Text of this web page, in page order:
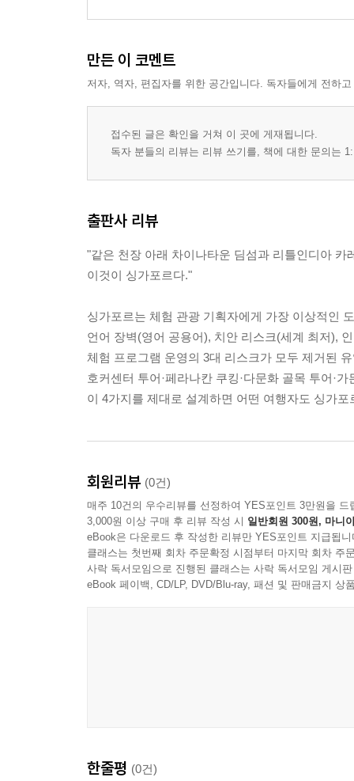
만든 이 코멘트
저자, 역자, 편집자를 위한 공간입니다. 독자들에게 전하
접수된 글은 확인을 거쳐 이 곳에 게재됩니다.
독자 분들의 리뷰는 리뷰 쓰기를, 책에 대한 문의는
출판사 리뷰
"같은 천장 아래 차이나타운 딤섬과 리틀인디아 카
이것이 싱가포르다."
싱가포르는 체험 관광 기획자에게 가장 이상적인
언어 장벽(영어 공용어), 치안 리스크(세계 최저),
체험 프로그램 운영의 3대 리스크가 모두 제거된
호커센터 투어·페라나칸 쿠킹·다문화 골목 투어·가
이 4가지를 제대로 설계하면 어떤 여행자도 싱가포
회원리뷰 (0건)
매주 10건의 우수리뷰를 선정하여 YES포인트 3만원을 드
3,000원 이상 구매 후 리뷰 작성 시 일반회원 300원, 마니
eBook은 다운로드 후 작성한 리뷰만 YES포인트 지급됩니
클래스는 첫번째 회차 주문확정 시점부터 마지막 회차 주
사락 독서모임으로 진행된 클래스는 사락 독서모임 게시
eBook 페이백, CD/LP, DVD/Blu-ray, 패션 및 판매금지 상
한줄평 (0건)